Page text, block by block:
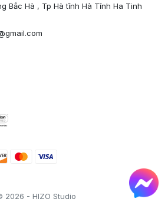
Bắc Hà , Tp Hà tĩnh Hà Tĩnh Ha Tinh
2026 - HIZO Studio